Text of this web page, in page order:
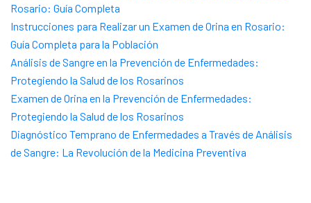
Rosario: Guía Completa
Instrucciones para Realizar un Examen de Orina en Rosario:
Guía Completa para la Población
Análisis de Sangre en la Prevención de Enfermedades:
Protegiendo la Salud de los Rosarinos
Examen de Orina en la Prevención de Enfermedades:
Protegiendo la Salud de los Rosarinos
Diagnóstico Temprano de Enfermedades a Través de Análisis
de Sangre: La Revolución de la Medicina Preventiva